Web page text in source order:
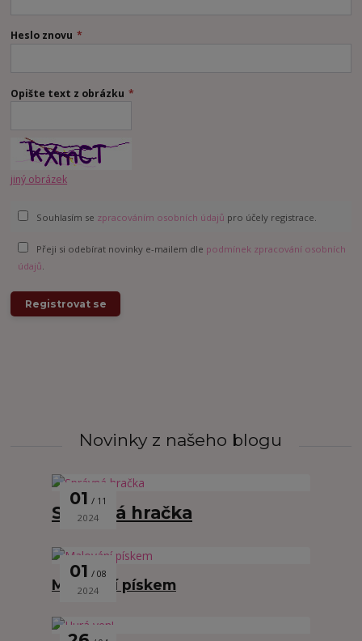
Heslo znovu *
Opište text z obrázku *
jiný obrázek
Souhlasím se zpracováním osobních údajů pro účely registrace.
Přeji si odebírat novinky e-mailem dle podmínek zpracování osobních
údajů
Registrovat se
Novinky z našeho blogu
01 11
2024
Správná hračka
01 08
2024
Malování pískem